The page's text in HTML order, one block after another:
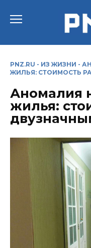
PNZ.RU - ИЗ ЖИЗНИ -
ЖИЛЬЯ: СТОИМОСТЬ
Аномалия
жилья: